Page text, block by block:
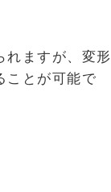
れますが、変形
ことが可能で